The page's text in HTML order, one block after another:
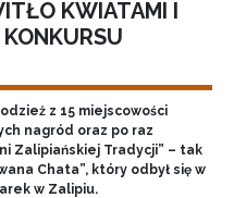
KWIATAMI I
z 15 miejscowości
nagród oraz po raz
Zalipiańskiej Tradycji” – tak
Chata”, który odbył się w
w Zalipiu.